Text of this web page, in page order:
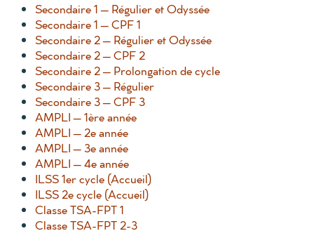
Secondaire 1 – Régulier et Odyssée
Secondaire 1 – CPF 1
Secondaire 2 – Régulier et Odyssée
Secondaire 2 – CPF 2
Secondaire 2 – Prolongation de cycle
Secondaire 3 – Régulier
Secondaire 3 – CPF 3
AMPLI – 1ère année
AMPLI – 2e année
AMPLI – 3e année
AMPLI – 4e année
ILSS 1er cycle (Accueil)
ILSS 2e cycle (Accueil)
Classe TSA-FPT 1
Classe TSA-FPT 2-3